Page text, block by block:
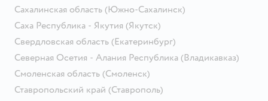
Сахалинская область (Южно-Сахалинск)
Саха Республика - Якутия (Якутск)
Свердловская область (Екатеринбург)
Северная Осетия - Алания Республика (Владикавказ)
Смоленская область (Смоленск)
Ставропольский край (Ставрополь)